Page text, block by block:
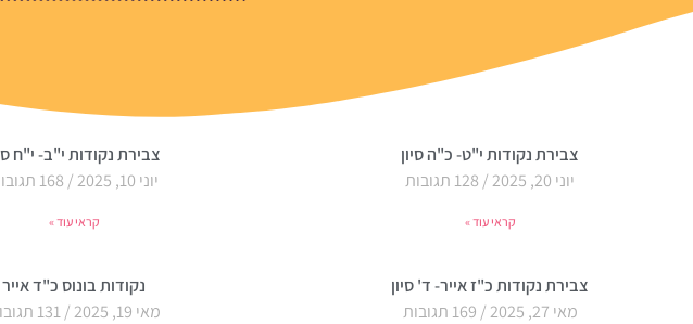
צבירת נקודות י"ט- כ"ה סיון
יוני 20, 2025
קראי עוד »
צבירת נקודות י"ב- י"ח
יוני 10, 2025
קראי עוד »
צבירת נקודות כ"ז אייר- ד' סיון
מאי 27, 2025
נקודות בונוס כ"ד אייר
מאי 19, 2025
131 תגובות
עמודעמודעמודעמוד